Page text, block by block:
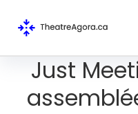
Just